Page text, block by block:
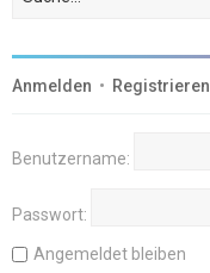
Anmelden • Registrieren
Benutzername:
Passwort:
Angemeldet bleiben